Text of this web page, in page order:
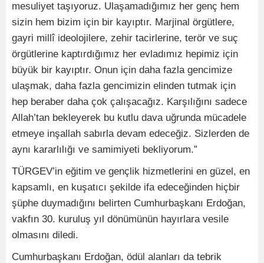
mesuliyet taşıyoruz. Ulaşamadığımız her genç hem
sizin hem bizim için bir kayıptır. Marjinal örgütlere,
gayri millî ideolojilere, zehir tacirlerine, terör ve suç
örgütlerine kaptırdığımız her evladımız hepimiz için
büyük bir kayıptır. Onun için daha fazla gencimize
ulaşmak, daha fazla gencimizin elinden tutmak için
hep beraber daha çok çalışacağız. Karşılığını sadece
Allah’tan bekleyerek bu kutlu dava uğrunda mücadele
etmeye inşallah sabırla devam edeceğiz. Sizlerden de
aynı kararlılığı ve samimiyeti bekliyorum.”
TÜRGEV’in eğitim ve gençlik hizmetlerini en güzel, en
kapsamlı, en kuşatıcı şekilde ifa edeceğinden hiçbir
şüphe duymadığını belirten Cumhurbaşkanı Erdoğan,
vakfın 30. kuruluş yıl dönümünün hayırlara vesile
olmasını diledi.
Cumhurbaşkanı Erdoğan, ödül alanları da tebrik